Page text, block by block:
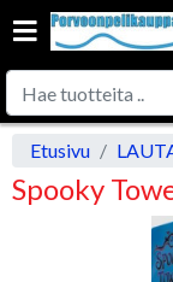
Etusivu
Spooky